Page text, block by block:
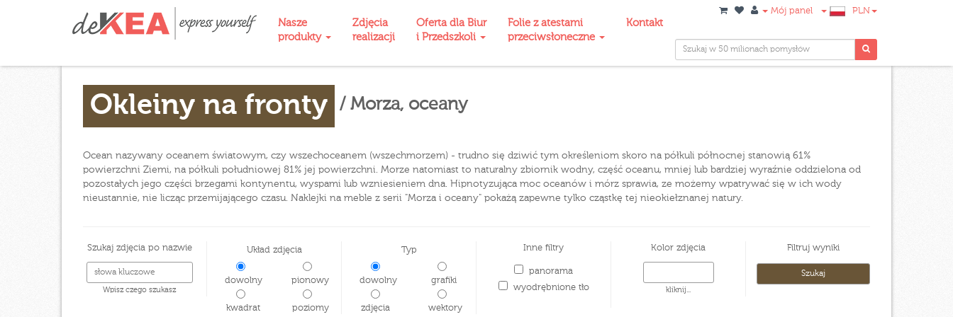
Nasze
produkty
Zdjęcia
realizacji
Oferta dla Biur
i Przedszkoli
Folie z atestami
przeciwsłoneczne
Kontakt
Mój panel PLN
Okleiny na fronty / Morza, oceany
Ocean nazywany oceanem światowym, czy wszechoceanem (wszechmorzem) - trudno się dziwić tym określeniom skoro na półkuli północnej stanowią 61%
powierzchni Ziemi, na półkuli południowej 81% jej powierzchni. Morze natomiast to naturalny zbiornik wodny, część oceanu, mniej lub bardziej wyraźnie oddzielona od
pozostałych jego części brzegami kontynentu, wyspami lub wzniesieniem dna. Hipnotyzująca moc oceanów i mórz sprawia, ze możemy wpatrywać się w ich wody
nieustannie, nie licząc przemijającego czasu. Naklejki na meble z serii "Morza i oceany" pokażą zapewne tylko cząstkę tej nieokiełznanej natury.
Szukaj zdjęcia po nazwie
Wpisz czego szukasz
Układ zdjęcia
dowolny
kwadrat
pionowy
poziomy
Typ
dowolny
zdjęcia
grafiki
wektory
Inne filtry
panorama
wyodrębnione tło
Kolor zdjęcia
kliknij...
Filtruj wyniki